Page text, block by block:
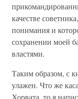
качестве
понимания и
сохранении моей
властями.
Таким образом, с
улажен. Что же
Хорвата, то я